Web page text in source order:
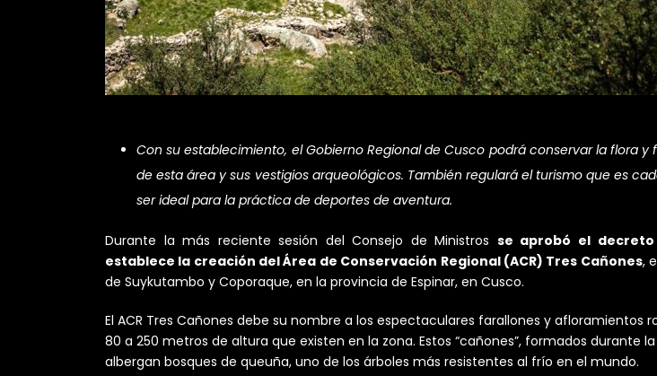
Con su establecimiento, el Gobierno Regional de Cusco podrá conservar la flora
de esta área y sus vestigios arqueológicos. También regulará el turismo que es
ser ideal para la práctica de deportes de aventura.
Durante la más reciente sesión del Consejo de Ministros se aprobó el
establece la creación del Área de Conservación Regional (ACR) Tres Cañones,
de Suykutambo y Coporaque, en la provincia de Espinar, en Cusco.
El ACR Tres Cañones debe su nombre a los espectaculares farallones y afloramientos
80 a 250 metros de altura que existen en la zona. Estos “cañones”, formados durante
albergan bosques de queuña, uno de los árboles más resistentes al frío en el mundo.